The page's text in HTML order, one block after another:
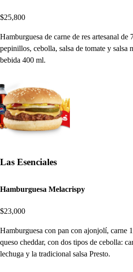
$25,800
Hamburguesa de carne de res artesanal de
pepinillos, cebolla, salsa de tomate y salsa
bebida 400 ml.
Las Esenciales
Hamburguesa Melacrispy
$23,000
Hamburguesa con pan con ajonjolí, carne
queso cheddar, con dos tipos de cebolla:
lechuga y la tradicional salsa Presto.